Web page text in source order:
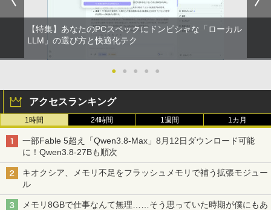
【特集】あなたのPCスペックにドンピシャな「ローカル
LLM」の選び方と快適化テク
● ● ● ● ●
アクセスランキング
1時間 24時間 1週間 1カ月
一部Fable 5超え「Qwen3.8-Max」8月12日ダウンロード可能
に！Qwen3.8-27Bも順次
キオクシア、メモリ不足をフラッシュメモリで補う拡張モジュー
ル
メモリ8GBで仕事なんて無理……そう思っていた時期が僕にもあ